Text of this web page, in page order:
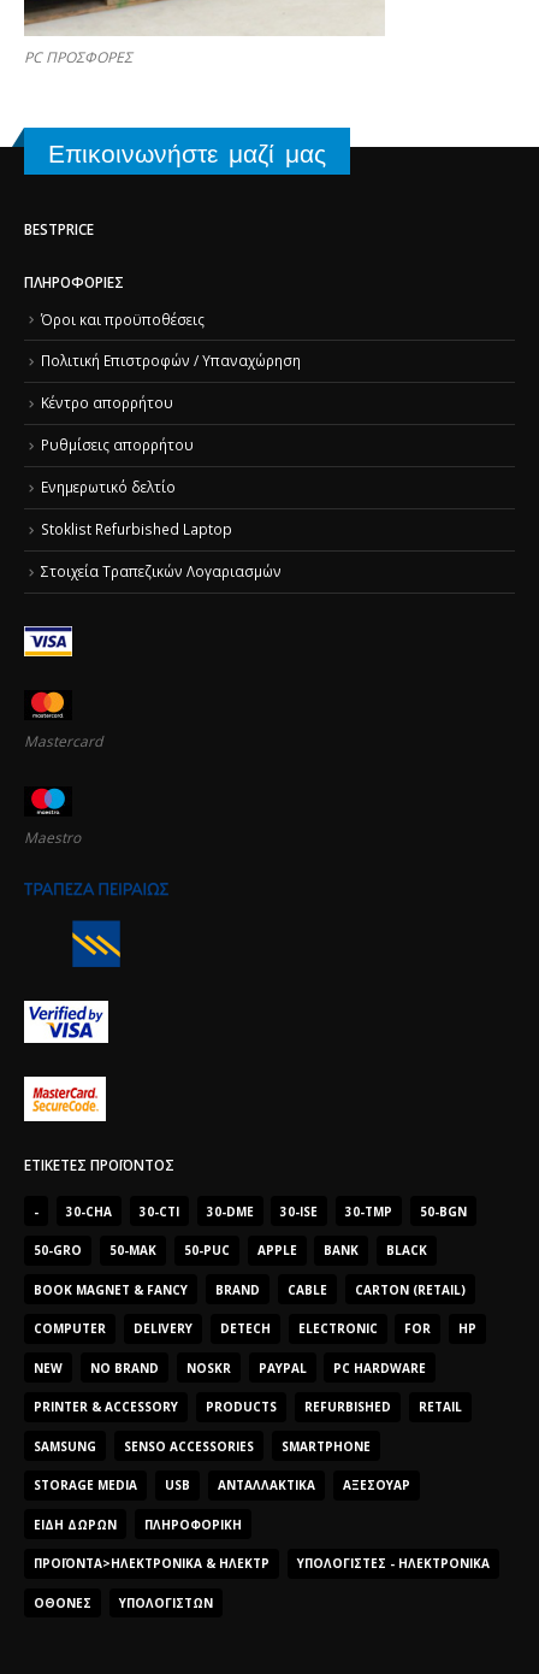
PC ΠΡΟΣΦΟΡΕΣ
Επικοινωνήστε μαζί μας
BESTPRICE
ΠΛΗΡΟΦΟΡΊΕΣ
Όροι και προϋποθέσεις
Πολιτική Επιστροφών / Υπαναχώρηση
Κέντρο απορρήτου
Ρυθμίσεις απορρήτου
Ενημερωτικό δελτίο
Stoklist Refurbished Laptop
Στοιχεία Τραπεζικών Λογαριασμών
Mastercard
Maestro
ΕΤΙΚΈΤΕΣ ΠΡΟΪΌΝΤΟΣ
- 30-CHA 30-CTI 30-DME 30-ISE 30-TMP 50-BGN
50-GRO 50-MAK 50-PUC APPLE BANK BLACK
BOOK MAGNET & FANCY BRAND CABLE CARTON (RETAIL)
COMPUTER DELIVERY DETECH ELECTRONIC FOR HP
NEW NO BRAND NOSKR PAYPAL PC HARDWARE
PRINTER & ACCESSORY PRODUCTS REFURBISHED RETAIL
SAMSUNG SENSO ACCESSORIES SMARTPHONE
STORAGE MEDIA USB ΑΝΤΑΛΛΑΚΤΙΚΆ ΑΞΕΣΟΥΆΡ
ΕΊΔΗ ΔΏΡΩΝ ΠΛΗΡΟΦΟΡΙΚΉ
ΠΡΟΪΌΝΤΑ>ΗΛΕΚΤΡΟΝΙΚΆ & ΗΛΕΚΤΡ ΥΠΟΛΟΓΙΣΤΈΣ - ΗΛΕΚΤΡΟΝΙΚΆ
ΟΘΌΝΕΣ ΥΠΟΛΟΓΙΣΤΏΝ